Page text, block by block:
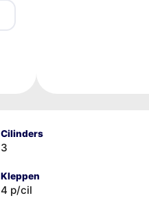
Cilinders
3
Kleppen
4 p/cil